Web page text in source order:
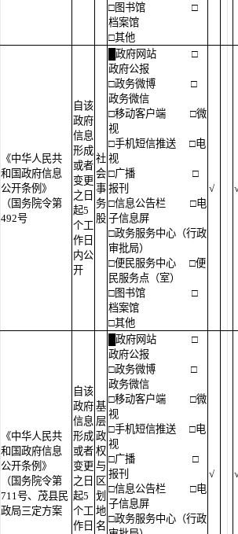
□图书馆
□
档案馆
□其他
《中华人民共
和国政府信息
公开条例》
（国务院令第
492号
自该
政府
信息
形成
或者
变更
之日
起5
个工
作日
内公
开
社
会
事
务
股
█政府网站
□
政府公报
□政务微博
□
政务微信
□移动客户端
□微
视
□手机短信推送
□电
视
□广播
□
报刊
□信息公告栏
□电
子信息屏
□政务服务中心（行政
审批局）
□便民服务中心
□便
民服务点（室）
□图书馆
□
档案馆
□其他
√
《中华人民共
和国政府信息
公开条例》
（国务院令第
711号、茂县民
政局三定方案
自该
政府
信息
形成
或者
变更
之日
起5
个工
作日
基
层
政
权
与
区
划
地
名
█政府网站
□
政府公报
□政务微博
□
政务微信
□移动客户端
□微
视
□手机短信推送
□电
视
□广播
□
报刊
□信息公告栏
□电
子信息屏
□政务服务中心（行政
√